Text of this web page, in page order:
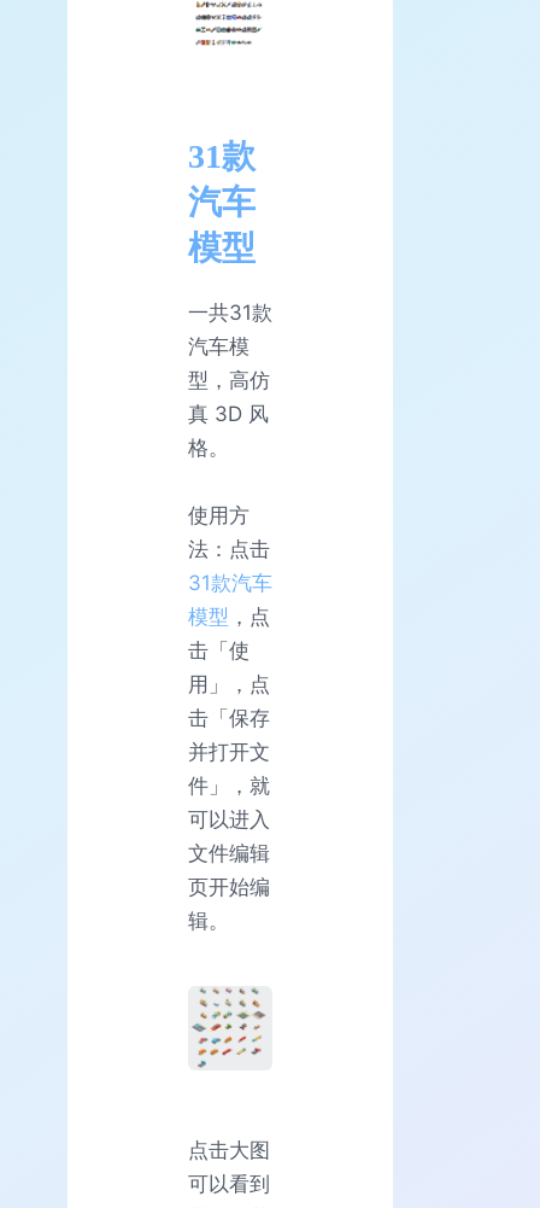
31款
汽车
模型
一共31款
汽车模
型，高仿
真 3D 风
格。
使用方
法：点击
31款汽车
模型 ，点
击「使
用」，点
击「保存
并打开文
件」，就
可以进入
文件编辑
页开始编
辑。
点击大图
可以看到